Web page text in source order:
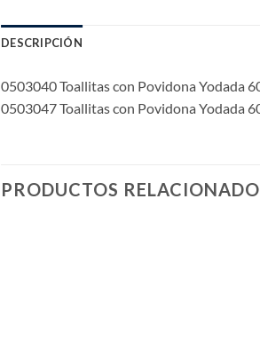
DESCRIPCIÓN
0503040 Toallitas con Povidona Yodada
0503047 Toallitas con Povidona Yodada
PRODUCTOS